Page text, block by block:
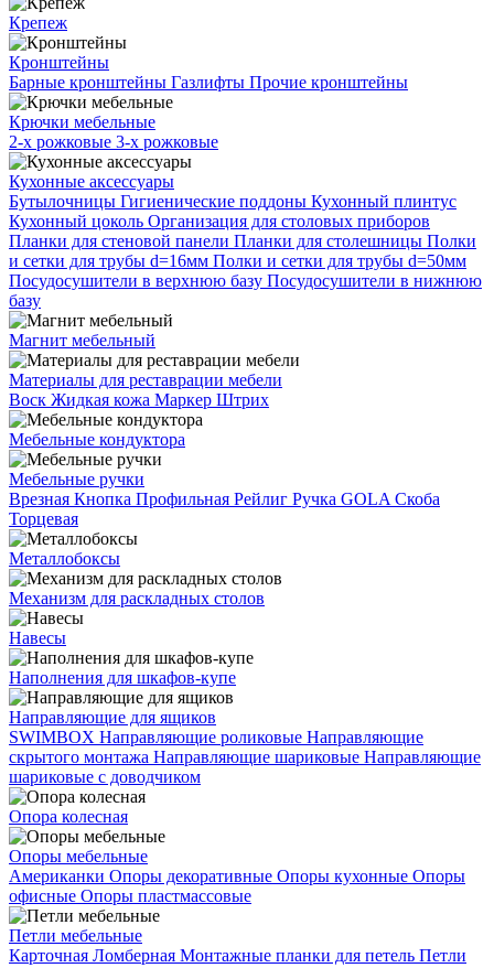
Крепеж
Кронштейны
Барные кронштейны Газлифты Прочие кронштейны
Крючки мебельные
2-х рожковые 3-х рожковые
Кухонные аксессуары
Бутылочницы Гигиенические поддоны Кухонный плинтус
Кухонный цоколь Организация для столовых приборов
Планки для стеновой панели Планки для столешницы Полки
и сетки для трубы d=16мм Полки и сетки для трубы d=50мм
Посудосушители в верхнюю базу Посудосушители в нижнюю
базу
Магнит мебельный
Материалы для реставрации мебели
Воск Жидкая кожа Маркер Штрих
Мебельные кондуктора
Мебельные ручки
Врезная Кнопка Профильная Рейлиг Ручка GOLA Скоба
Торцевая
Металлобоксы
Механизм для раскладных столов
Навесы
Наполнения для шкафов-купе
Направляющие для ящиков
SWIMBOX Направляющие роликовые Направляющие
скрытого монтажа Направляющие шариковые Направляющие
шариковые с доводчиком
Опора колесная
Опоры мебельные
Американки Опоры декоративные Опоры кухонные Опоры
офисные Опоры пластмассовые
Петли мебельные
Карточная Ломберная Монтажные планки для петель Петли